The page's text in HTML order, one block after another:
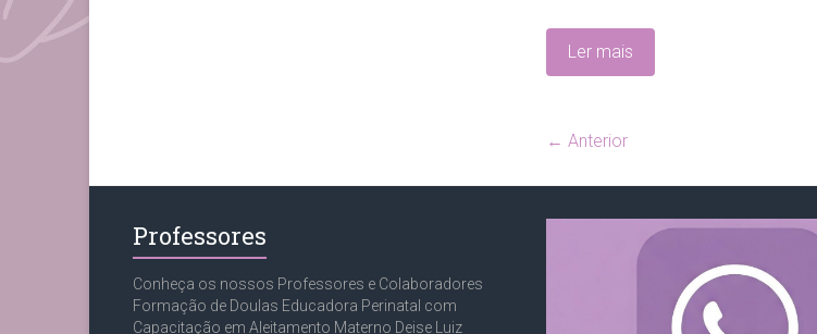
Ler mais
← Anterior
Professores
Conheça os nossos Professores e Colaboradores
Formação de Doulas Educadora Perinatal com
Capacitação em Aleitamento Materno Deise Luiz